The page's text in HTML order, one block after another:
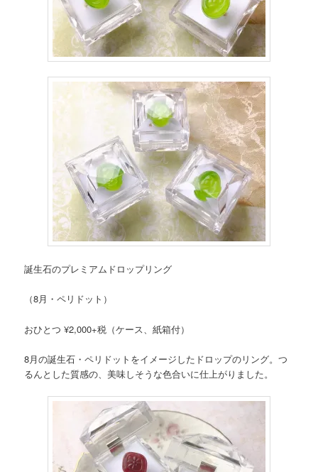
誕生石のプレミアムドロップリング
（8月・ペリドット）
おひとつ ¥2,000+税（ケース、紙箱付）
8月の誕生石・ペリドットをイメージしたドロップのリング。つ
るんとした質感の、美味しそうな色合いに仕上がりました。